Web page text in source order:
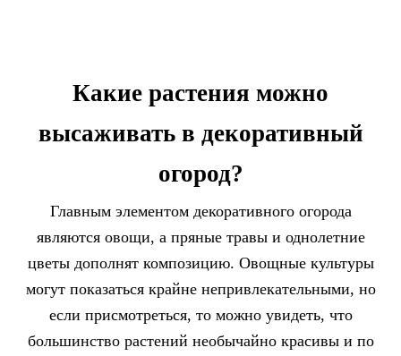
Какие растения можно
высаживать в декоративный
огород?
Главным элементом декоративного огорода
являются овощи, а пряные травы и однолетние
цветы дополнят композицию. Овощные культуры
могут показаться крайне непривлекательными, но
если присмотреться, то можно увидеть, что
большинство растений необычайно красивы и по